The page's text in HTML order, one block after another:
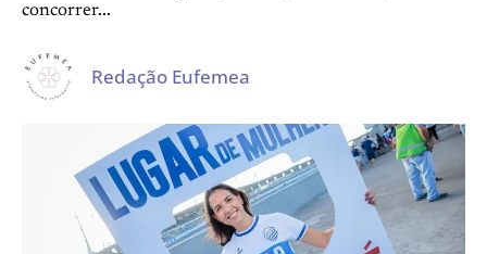
concorrer...
Redação Eufemea